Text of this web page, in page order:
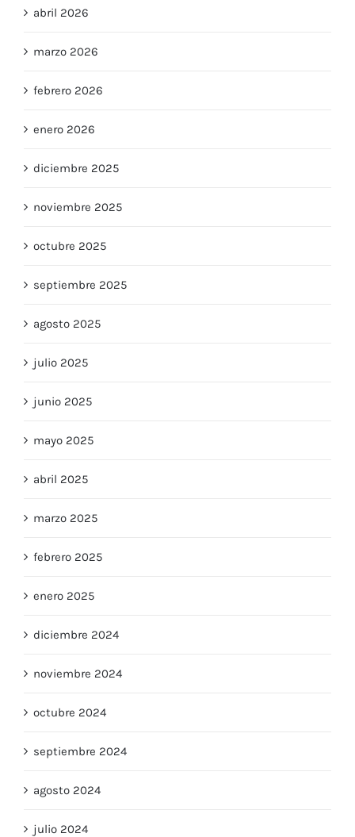
abril 2026
marzo 2026
febrero 2026
enero 2026
diciembre 2025
noviembre 2025
octubre 2025
septiembre 2025
agosto 2025
julio 2025
junio 2025
mayo 2025
abril 2025
marzo 2025
febrero 2025
enero 2025
diciembre 2024
noviembre 2024
octubre 2024
septiembre 2024
agosto 2024
julio 2024